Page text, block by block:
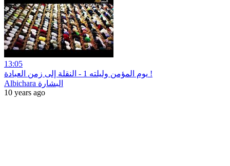
13:05
يوم المؤمن وليلته 1 - النقلة إلى زمن العبادة !
Albichara البشارة
10 years ago